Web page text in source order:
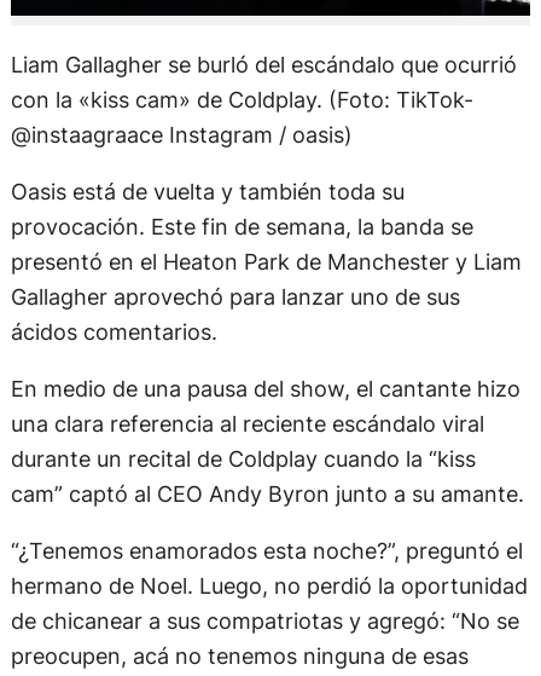
Liam Gallagher se burló del escándalo que ocurrió
con la «kiss cam» de Coldplay. (Foto: TikTok-
@instaagraace Instagram / oasis)
Oasis está de vuelta y también toda su
provocación. Este fin de semana, la banda se
presentó en el Heaton Park de Manchester y Liam
Gallagher aprovechó para lanzar uno de sus
ácidos comentarios.
En medio de una pausa del show, el cantante hizo
una clara referencia al reciente escándalo viral
durante un recital de Coldplay cuando la “kiss
cam” captó al CEO Andy Byron junto a su amante.
“¿Tenemos enamorados esta noche?”, preguntó el
hermano de Noel. Luego, no perdió la oportunidad
de chicanear a sus compatriotas y agregó: “No se
preocupen, acá no tenemos ninguna de esas